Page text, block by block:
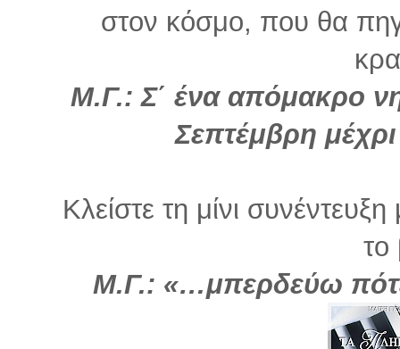
στον κόσμο, που θα
Μ.Γ.: Σ΄ ένα απόμακρο
Σεπτέμβρη
Κλείστε τη μίνι
το
Μ.Γ.: «…μπερδεύω